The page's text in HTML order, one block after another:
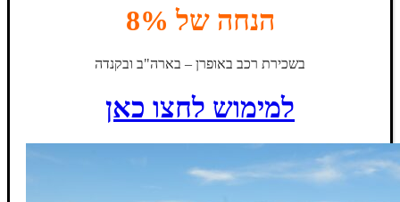
הנחה של 8%
בשכירת רכב באופרן – בארה"ב ובקנדה
למימוש לחצו כאן